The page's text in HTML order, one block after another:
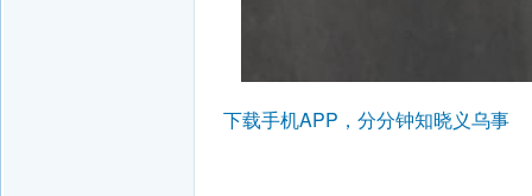
下载手机APP，分分钟知晓义乌事